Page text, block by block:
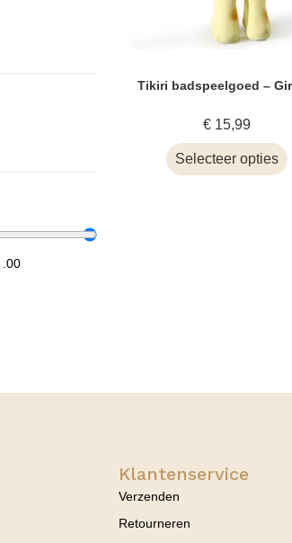
.00
Tikiri badspeelgoed –
€15,99
Selecteer opties
Klantenservice
Verzenden
Retourneren